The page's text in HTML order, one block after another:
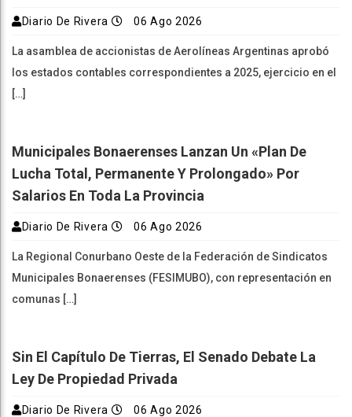
Diario De Rivera 06 Ago 2026
La asamblea de accionistas de Aerolíneas Argentinas aprobó
los estados contables correspondientes a 2025, ejercicio en el
[…]
Municipales Bonaerenses Lanzan Un «plan De
Lucha Total, Permanente Y Prolongado» Por
Salarios En Toda La Provincia
Diario De Rivera 06 Ago 2026
La Regional Conurbano Oeste de la Federación de Sindicatos
Municipales Bonaerenses (FESIMUBO), con representación en
comunas […]
Sin El Capítulo De Tierras, El Senado Debate La
Ley De Propiedad Privada
Diario De Rivera 06 Ago 2026